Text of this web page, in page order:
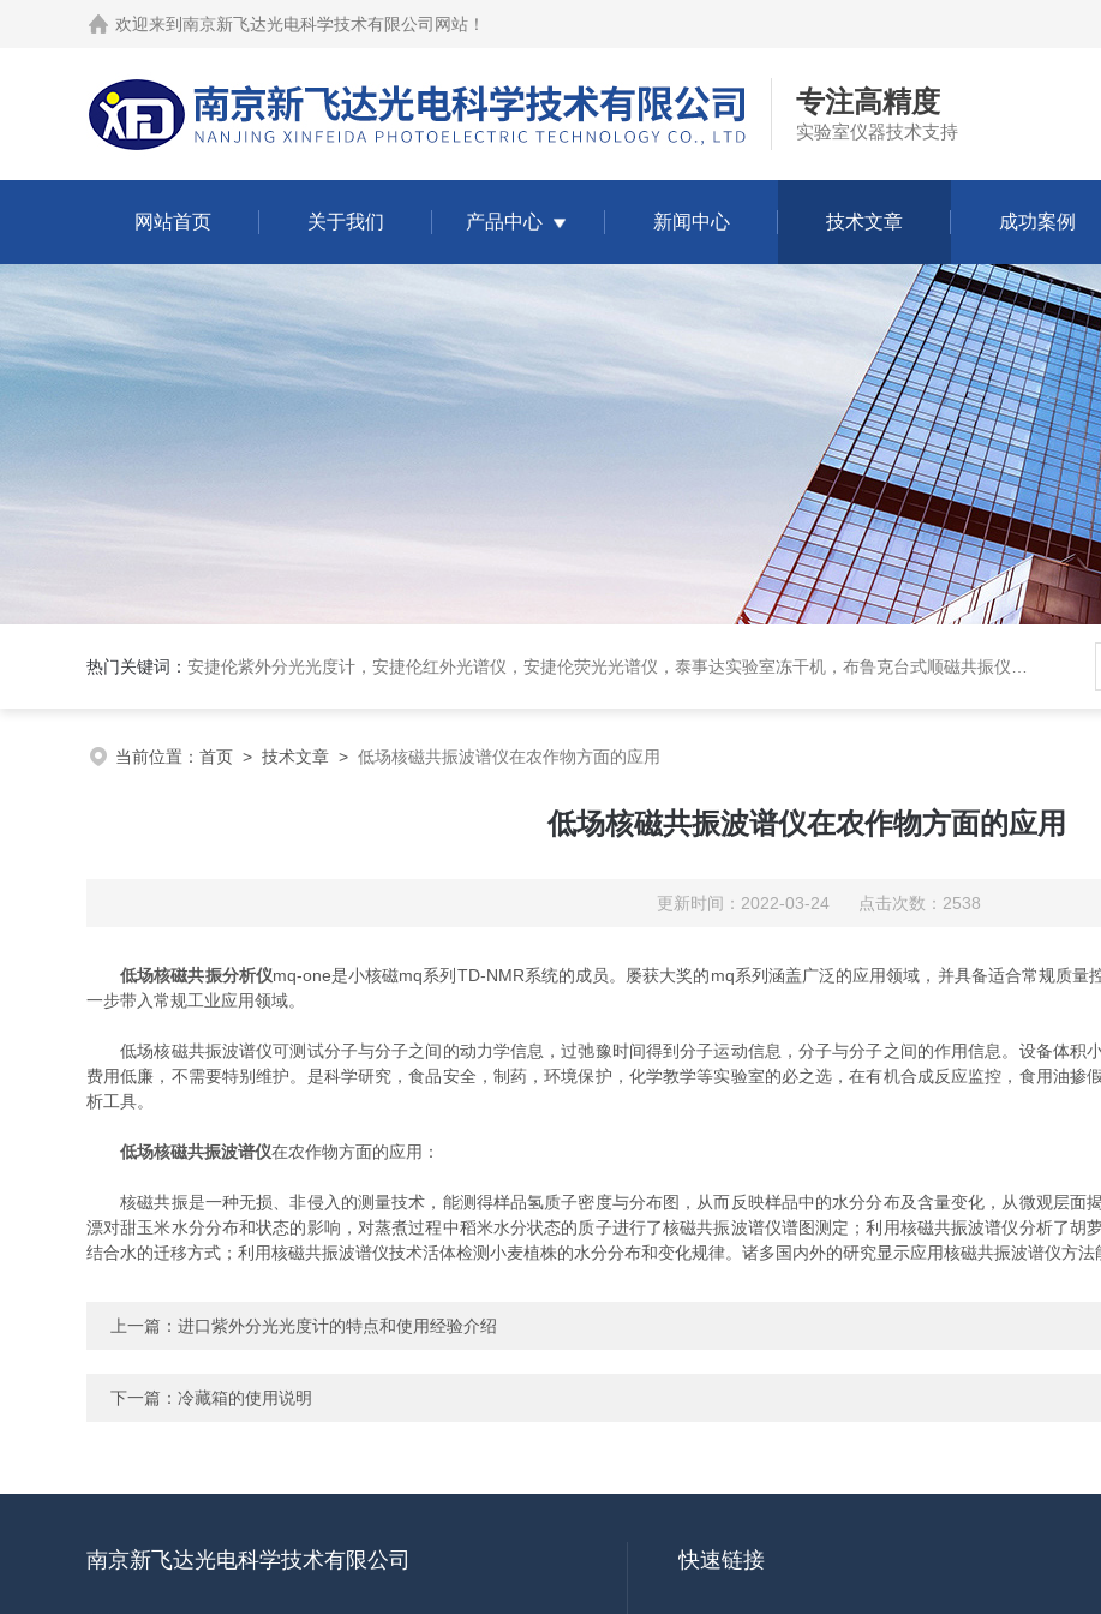
欢迎来到 南京新飞达光电科学技术有限公司网站 ！
专注高精度
实验室仪器技术支持
网站首页 关于我们 产品中心 新闻中心 技术文章 成功案例
热门关键词： 安捷伦紫外分光光度计，安捷伦红外光谱仪，安捷伦荧光光谱仪，泰事达实验室冻干机，布鲁克台式顺磁共振仪ESR，ESR自由基检测仪，进口闪蒸气化*灭菌系统， BIOTAGE样品氮吹浓缩仪，美的超低温冰箱，耶拿PCR仪
当前位置： 首页 > 技术文章 > 低场核磁共振波谱仪在农作物方面的应用
低场核磁共振波谱仪在农作物方面的应用
更新时间：2022-03-24 点击次数：2538
低场核磁共振分析仪mq-one是小核磁mq系列TD-NMR系统的成员。屡获大奖的mq系列涵盖广泛的应用领域，并具备适合常规质
一步带入常规工业应用领域。
低场核磁共振波谱仪可测试分子与分子之间的动力学信息，过弛豫时间得到分子运动信息，分子与分子之间的作用信息。设备体积
费用低廉，不需要特别维护。是科学研究，食品安全，制药，环境保护，化学教学等实验室的必之选，在有机合成反应监控，食用油掺
析工具。
低场核磁共振波谱仪在农作物方面的应用：
核磁共振是一种无损、非侵入的测量技术，能测得样品氢质子密度与分布图，从而反映样品中的水分分布及含量变化，从微观层面
漂对甜玉米水分分布和状态的影响，对蒸煮过程中稻米水分状态的质子进行了核磁共振波谱仪谱图测定；利用核磁共振波谱仪分析了胡
结合水的迁移方式；利用核磁共振波谱仪技术活体检测小麦植株的水分分布和变化规律。诸多国内外的研究显示应用核磁共振波谱仪方法
上一篇： 进口紫外分光光度计的特点和使用经验介绍
下一篇： 冷藏箱的使用说明
南京新飞达光电科学技术有限公司 快速链接